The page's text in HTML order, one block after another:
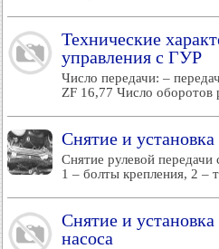
Технические
управления с ГУР
Число передачи: –
ZF 16,77 Число оборотов
Снятие и
Снятие рулевой передачи
1 – болты крепления, 2 –
Снятие и установка
насоса